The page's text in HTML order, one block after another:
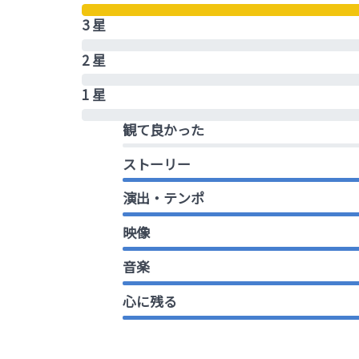
3 星
2 星
1 星
観て良かった
ストーリー
演出・テンポ
映像
音楽
心に残る